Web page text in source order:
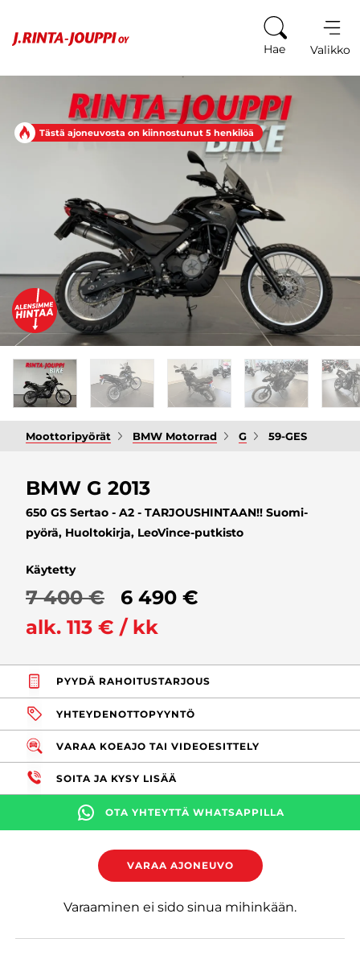
Hae Valikko
Tästä ajoneuvosta on kiinnostunut 5 henkilöä
Moottoripyörät BMW Motorrad G 59-GES
BMW G 2013
650 GS Sertao - A2 - TARJOUSHINTAAN!! Suomi-
pyörä, Huoltokirja, LeoVince-putkisto
Käytetty
7 400 €
6 490 €
alk. 113 € / kk
PYYDÄ RAHOITUSTARJOUS
YHTEYDENOTTOPYYNTÖ
VARAA KOEAJO TAI VIDEOESITTELY
SOITA JA KYSY LISÄÄ
OTA YHTEYTTÄ WHATSAPPILLA
VARAA AJONEUVO
Varaaminen ei sido sinua mihinkään.